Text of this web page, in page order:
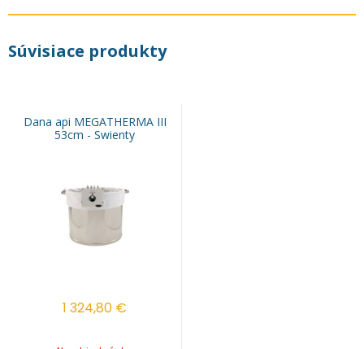
Súvisiace produkty
Dana api MEGATHERMA III
53cm - Swienty
1 324,80 €